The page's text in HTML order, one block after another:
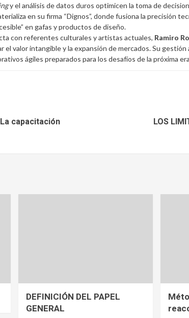
y el análisis de datos duros optimicen la toma de
en su firma “Dignos”, donde fusiona la precisión
en gafas y productos de diseño.
con referentes culturales y artistas actuales, Ramiro
valor intangible y la expansión de mercados. Su
ágiles preparados para los desafíos de la próxima
capacitación
LOS
DEFINICIÓN DEL PAPEL
GENERAL